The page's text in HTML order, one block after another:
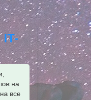
IT-
на
все